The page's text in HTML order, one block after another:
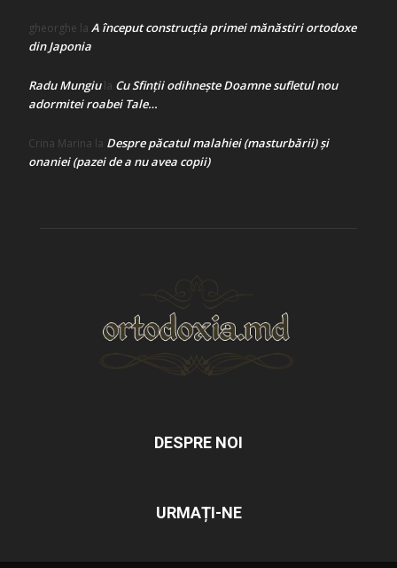
gheorghe la A început construcţia primei mănăstiri ortodoxe
din Japonia
Radu Mungiula Cu Sfinții odihnește Doamne sufletul nou
adormitei roabei Tale…
Crina Marina la Despre păcatul malahiei (masturbării) şi
onaniei (pazei de a nu avea copii)
DESPRE NOI
URMAȚI-NE